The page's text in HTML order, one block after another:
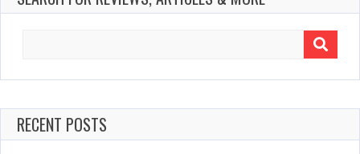
RECENT POSTS